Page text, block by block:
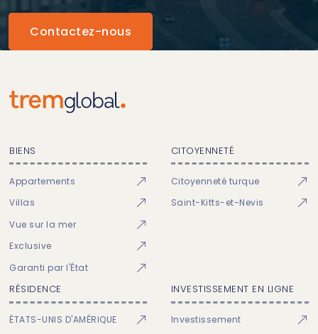
Contactez-nous
BIENS
Appartements
Villas
Vue sur la mer
Exclusive
Garanti par l'État
CITOYENNETÉ
Citoyenneté turque
Saint-Kitts-et-Nevis
RÉSIDENCE
ÉTATS-UNIS D'AMÉRIQUE
INVESTISSEMENT EN LIGNE
Investissement